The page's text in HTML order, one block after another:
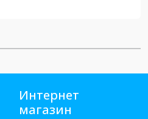
Интернет
магазин